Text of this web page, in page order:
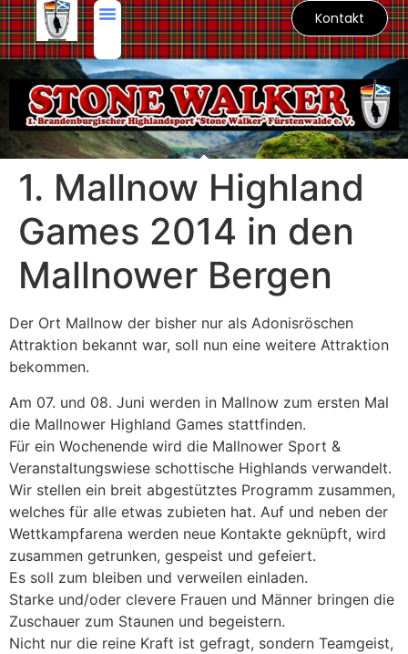
Kontakt
1. Mallnow Highland
Games 2014 in den
Mallnower Bergen
Der Ort Mallnow der bisher nur als Adonisröschen
Attraktion bekannt war, soll nun eine weitere Attraktion
bekommen.
Am 07. und 08. Juni werden in Mallnow zum ersten Mal
die Mallnower Highland Games stattfinden.
Für ein Wochenende wird die Mallnower Sport &
Veranstaltungswiese schottische Highlands verwandelt.
Wir stellen ein breit abgestütztes Programm zusammen,
welches für alle etwas zubieten hat. Auf und neben der
Wettkampfarena werden neue Kontakte geknüpft, wird
zusammen getrunken, gespeist und gefeiert.
Es soll zum bleiben und verweilen einladen.
Starke und/oder clevere Frauen und Männer bringen die
Zuschauer zum Staunen und begeistern.
Nicht nur die reine Kraft ist gefragt, sondern Teamgeist,